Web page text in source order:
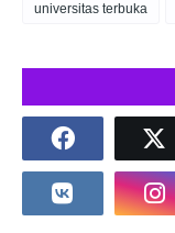
universitas terbuka